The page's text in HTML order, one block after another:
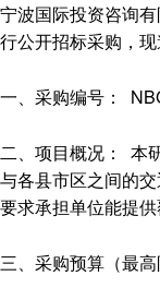
宁波国际投资咨询
行公开招标采购，现
一、采购编号：
二、项目概况： 本
与各县市区之间的
要求承担单位能提
三、采购预算（最